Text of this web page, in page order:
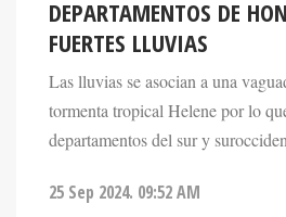
FUERTES LLUVIAS
Las lluvias se asocian a una
tormenta tropical Helene por lo que
departamentos del sur y